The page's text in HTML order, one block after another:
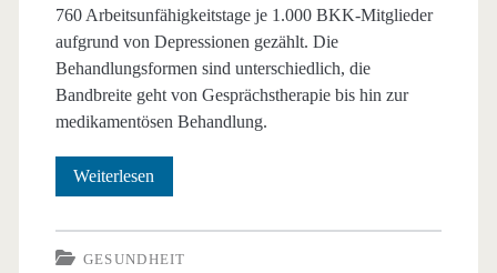
760 Arbeitsunfähigkeitstage je 1.000 BKK-Mitglieder
aufgrund von Depressionen gezählt. Die
Behandlungsformen sind unterschiedlich, die
Bandbreite geht von Gesprächstherapie bis hin zur
medikamentösen Behandlung.
Weiterlesen
psychische
GESUNDHEIT